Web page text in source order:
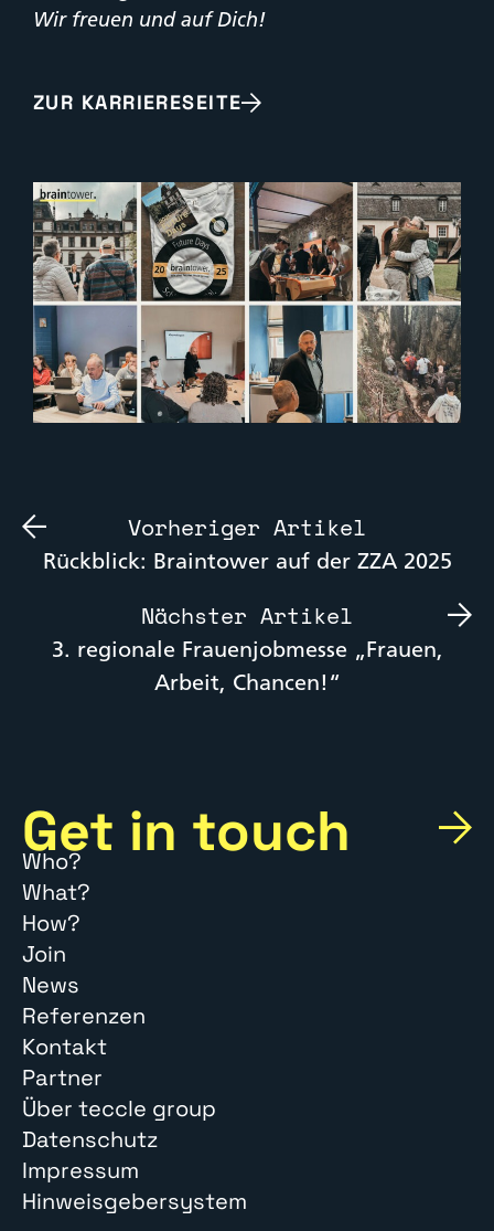
Wir freuen und auf Dich!
ZUR KARRIERESEITE
Vorheriger Artikel
Rückblick: Braintower auf der ZZA 2025
Nächster Artikel
3. regionale Frauenjobmesse „Frauen,
Arbeit, Chancen!“
Get in touch
Who?
What?
How?
Join
News
Referenzen
Kontakt
Partner
Über teccle group
Datenschutz
Impressum
Hinweisgebersystem